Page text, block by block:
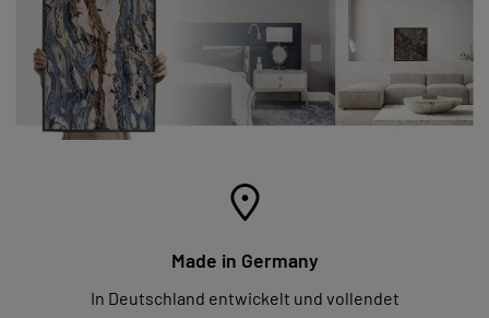
Made in Germany
In Deutschland entwickelt und vollendet